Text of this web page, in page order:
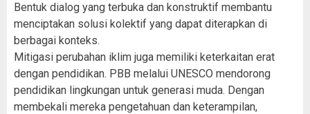
Bentuk dialog yang terbuka dan konstruktif membantu
menciptakan solusi kolektif yang dapat diterapkan di
berbagai konteks.
Mitigasi perubahan iklim juga memiliki keterkaitan erat
dengan pendidikan. PBB melalui UNESCO mendorong
pendidikan lingkungan untuk generasi muda. Dengan
membekali mereka pengetahuan dan keterampilan,